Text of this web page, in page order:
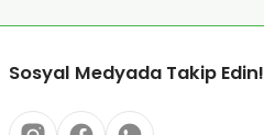
Sosyal Medyada Takip Edin!